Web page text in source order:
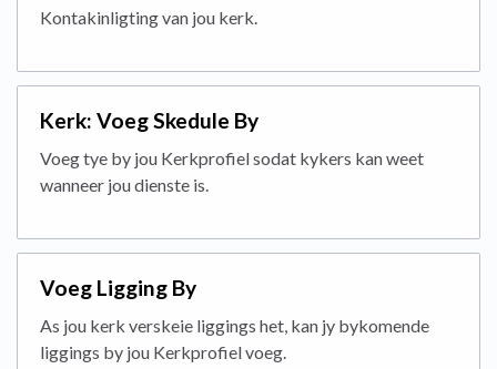
Kontakinligting van jou kerk.
Kerk: Voeg Skedule By
Voeg tye by jou Kerkprofiel sodat kykers kan weet
wanneer jou dienste is.
Voeg Ligging By
As jou kerk verskeie liggings het, kan jy bykomende
liggings by jou Kerkprofiel voeg.